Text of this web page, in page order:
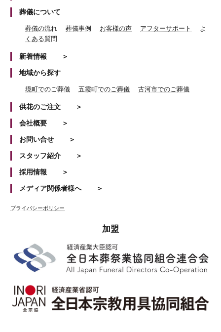
葬儀について
葬儀の流れ 葬儀事例 お客様の声 アフターサポート
よ
くある質問
新着情報
地域から探す
境町でのご葬儀 五霞町でのご葬儀 古河市でのご葬儀
供花のご注文
会社概要
お問い合せ
スタッフ紹介
採用情報
メディア関係者様へ
プライバシーポリシー
加盟